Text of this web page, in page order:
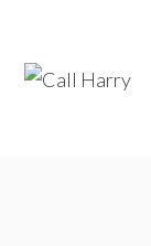
content